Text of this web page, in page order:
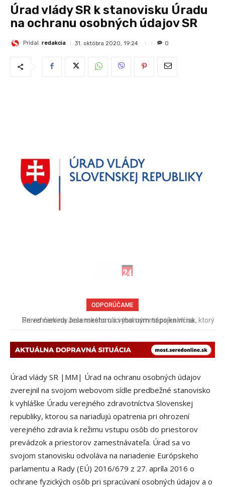
Úrad vlády SR k stanovisku Úradu
na ochranu osobných údajov SR
Pridal redakcia 31. októbra 2020, 19:24 0
ODPORÚČAME
Pri venčení na Jesenského ulici mal usmrtiť psíka vlčiak, ktorý
Úrad vlády SR |MM| Úrad na ochranu osobných údajov
zverejnil na svojom webovom sídle predbežné stanovisko
k vyhláške Úradu verejného zdravotníctva Slovenskej
republiky, ktorou sa nariaďujú opatrenia pri ohrození
verejného zdravia k režimu vstupu osôb do priestorov
prevádzok a priestorov zamestnávateľa. Úrad sa vo
svojom stanovisku odvoláva na nariadenie Európskeho
parlamentu a Rady (EÚ) 2016/679 z 27. apríla 2016 o
ochrane fyzických osôb pri spracúvaní osobných údajov a o